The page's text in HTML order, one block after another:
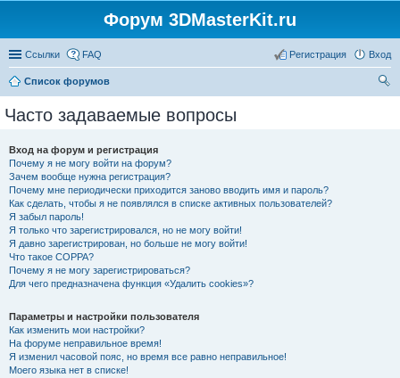
Форум 3DMasterKit.ru
Ссылки FAQ Вход
Регистрация
Список форумов
Часто задаваемые вопросы
Вход на форум и регистрация
Почему я не могу войти на форум?
Зачем вообще нужна регистрация?
Почему мне периодически приходится заново вводить имя и пароль?
Как сделать, чтобы я не появлялся в списке активных пользователей?
Я забыл пароль!
Я только что зарегистрировался, но не могу войти!
Я давно зарегистрирован, но больше не могу войти!
Что такое COPPA?
Почему я не могу зарегистрироваться?
Для чего предназначена функция «Удалить cookies»?
Параметры и настройки пользователя
Как изменить мои настройки?
На форуме неправильное время!
Я изменил часовой пояс, но время все равно неправильное!
Моего языка нет в списке!